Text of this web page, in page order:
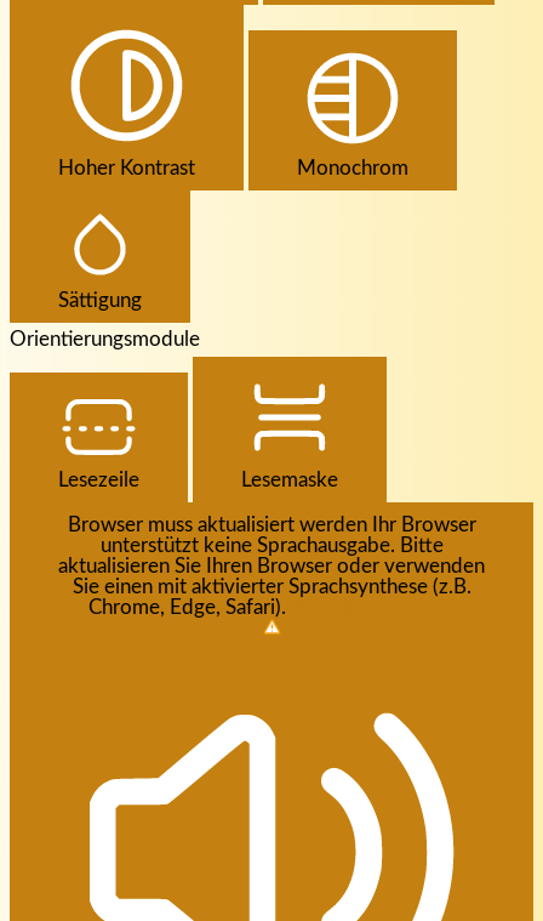
Hoher Kontrast Monochrom
Sättigung
Orientierungsmodule
Lesezeile Lesemaske
Browser muss aktualisiert werden
Ihr Browser
unterstützt keine Sprachausgabe. Bitte
aktualisieren Sie Ihren Browser oder verwenden
Sie einen mit aktivierter Sprachsynthese (z.B.
Chrome, Edge, Safari).